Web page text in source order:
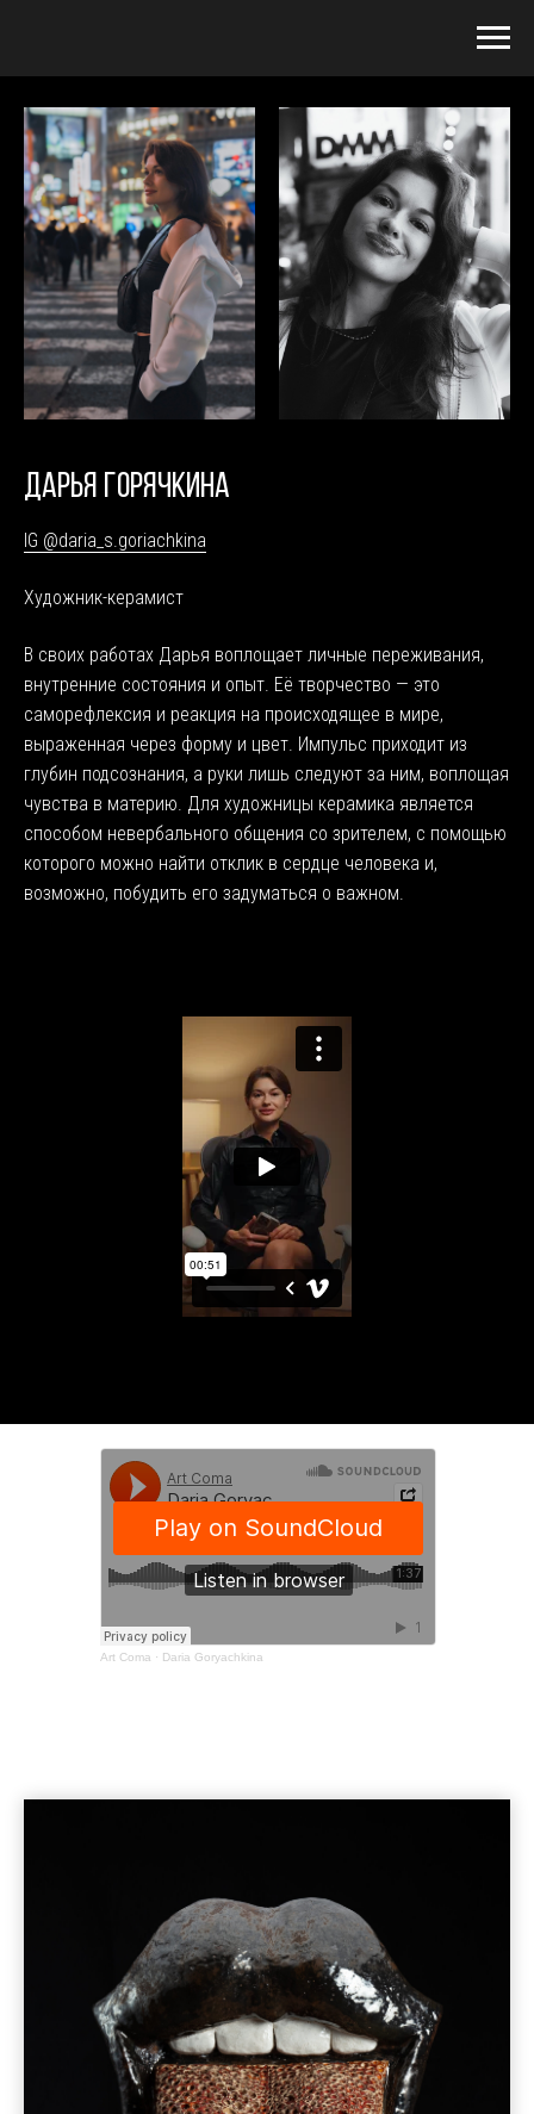
ДАРЬЯ ГОРЯЧКИНА
IG @daria_s.goriachkina
Художник-керамист
В своих работах Дарья воплощает личные переживания,
внутренние состояния и опыт. Её творчество — это
саморефлексия и реакция на происходящее в мире,
выраженная через форму и цвет. Импульс приходит из
глубин подсознания, а руки лишь следуют за ним, воплощая
чувства в материю. Для художницы керамика является
способом невербального общения со зрителем, с помощью
которого можно найти отклик в сердце человека и,
возможно, побудить его задуматься о важном.
Art Coma · Daria Goryachkina